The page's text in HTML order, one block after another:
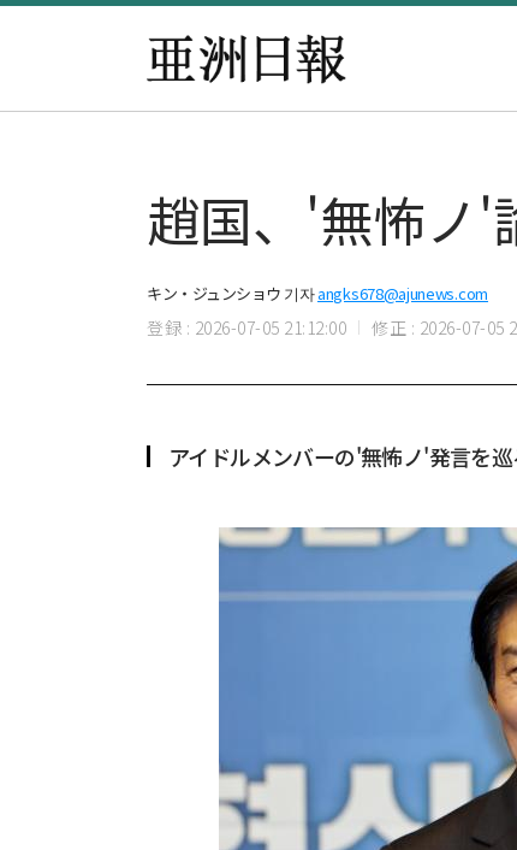
趙国、'無怖ノ'
キン・ジュンショウ 기자angks678@ajunews.com
登録 : 2026-07-05 21:12:00 修正 : 2026-07-05
アイドルメンバーの'無怖ノ'発言を